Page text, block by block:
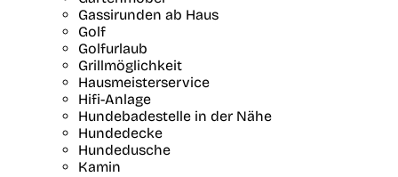
Gassirunden ab Haus
Golf
Golfurlaub
Grillmöglichkeit
Hausmeisterservice
Hifi-Anlage
Hundebadestelle in der Nähe
Hundedecke
Hundedusche
Kamin